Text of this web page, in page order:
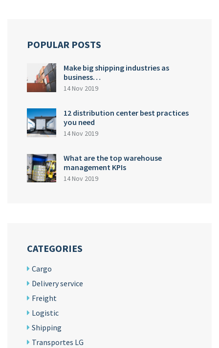
POPULAR POSTS
Make big shipping industries as
business…
14 Nov 2019
12 distribution center best practices
you need
14 Nov 2019
What are the top warehouse
management KPIs
14 Nov 2019
CATEGORIES
Cargo
Delivery service
Freight
Logistic
Shipping
Transportes LG